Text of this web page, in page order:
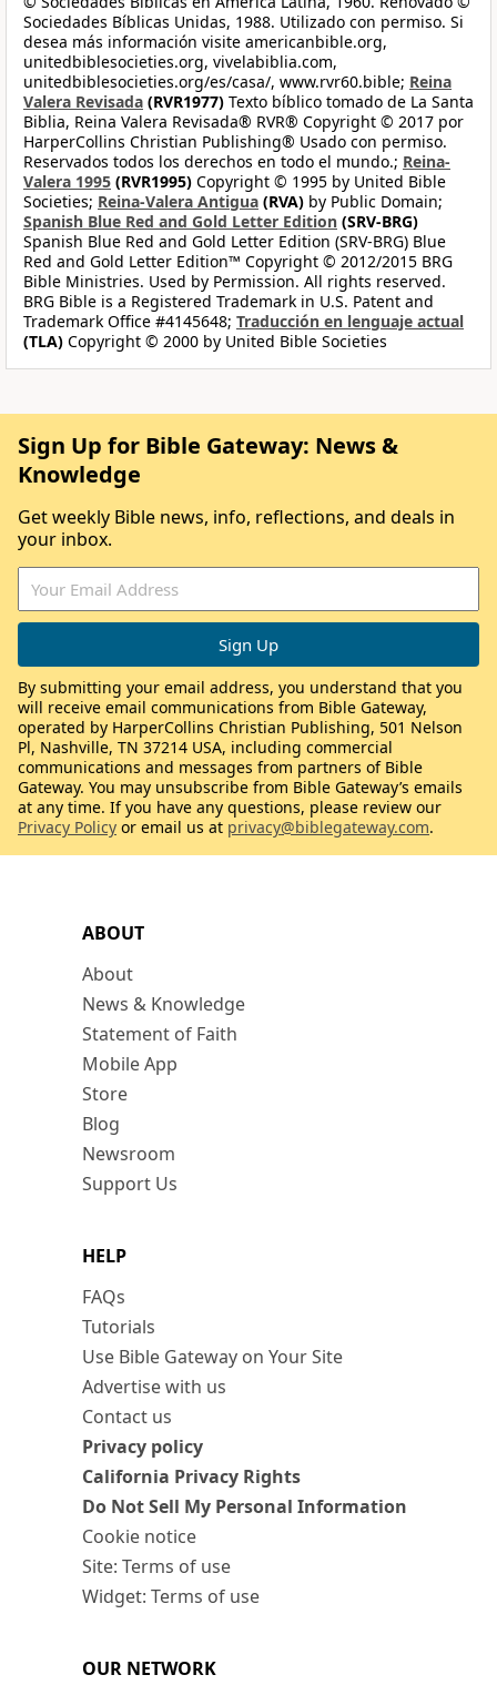
Sociedades Bíblicas Unidas, 1988. Utilizado con permiso. Si
desea más información visite americanbible.org,
unitedbiblesocieties.org, vivelabiblia.com,
unitedbiblesocieties.org/es/casa/, www.rvr60.bible; Reina
Valera Revisada (RVR1977) Texto bíblico tomado de La Santa
Biblia, Reina Valera Revisada® RVR® Copyright © 2017 por
HarperCollins Christian Publishing® Usado con permiso.
Reservados todos los derechos en todo el mundo.; Reina-
Valera 1995 (RVR1995) Copyright © 1995 by United Bible
Societies; Reina-Valera Antigua (RVA) by Public Domain;
Spanish Blue Red and Gold Letter Edition (SRV-BRG)
Spanish Blue Red and Gold Letter Edition (SRV-BRG) Blue
Red and Gold Letter Edition™ Copyright © 2012/2015 BRG
Bible Ministries. Used by Permission. All rights reserved.
BRG Bible is a Registered Trademark in U.S. Patent and
Trademark Office #4145648; Traducción en lenguaje actual
(TLA) Copyright © 2000 by United Bible Societies
ABOUT
About
News & Knowledge
Statement of Faith
Mobile App
Store
Blog
Newsroom
Support Us
HELP
FAQs
Tutorials
Use Bible Gateway on Your Site
Advertise with us
Contact us
Privacy policy
California Privacy Rights
Do Not Sell My Personal Information
Cookie notice
Site: Terms of use
Widget: Terms of use
OUR NETWORK
Sign Up for Bible Gateway: News &
Knowledge
Get weekly Bible news, info, reflections, and deals in
your inbox.
By submitting your email address, you understand that you
will receive email communications from Bible Gateway,
operated by HarperCollins Christian Publishing, 501 Nelson
Pl, Nashville, TN 37214 USA, including commercial
communications and messages from partners of Bible
Gateway. You may unsubscribe from Bible Gateway’s emails
at any time. If you have any questions, please review our
Privacy Policy or email us at privacy@biblegateway.com.